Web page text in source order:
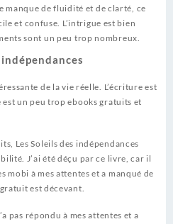
manque de fluidité et de clarté, ce
et confuse. L’intrigue est bien
sont un peu trop nombreux.
de la vie réelle. L’écriture est
un peu trop ebooks gratuits et
Les Soleils des indépendances
J’ai été déçu par ce livre, car il
mobi à mes attentes et a manqué de
est décevant.
pas répondu à mes attentes et a